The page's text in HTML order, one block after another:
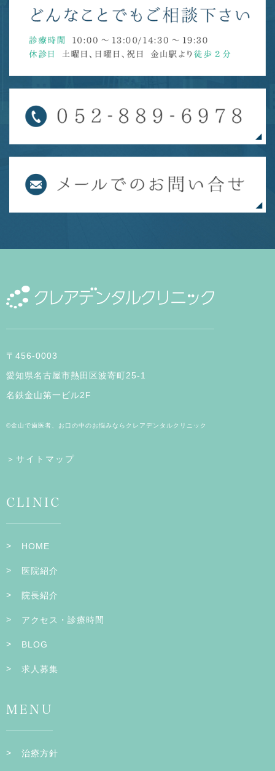
〒456-0003
愛知県名古屋市熱田区波寄町25-1
名鉄金山第一ビル2F
©金山で歯医者、お口の中のお悩みならクレアデンタルクリニック
＞サイトマップ
CLINIC
HOME
医院紹介
院長紹介
アクセス・診療時間
BLOG
求人募集
MENU
治療方針